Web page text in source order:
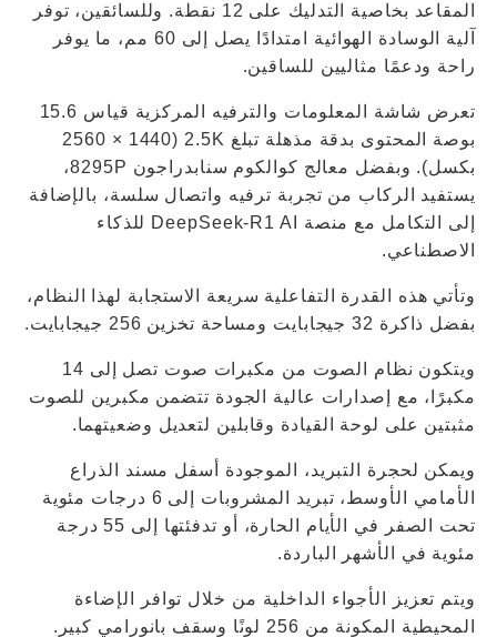
المقاعد بخاصية التدليك على 12 نقطة. وللسائقين، توفر
آلية الوسادة الهوائية امتدادًا يصل إلى 60 مم، ما يوفر
راحة ودعمًا مثاليين للساقين.
تعرض شاشة المعلومات والترفيه المركزية قياس 15.6
بوصة المحتوى بدقة مذهلة تبلغ 2.5K (2560 × 1440
بكسل). وبفضل معالج كوالكوم سنابدراجون 8295P،
يستفيد الركاب من تجربة ترفيه واتصال سلسة، بالإضافة
إلى التكامل مع منصة DeepSeek-R1 AI للذكاء
الاصطناعي.
وتأتي هذه القدرة التفاعلية سريعة الاستجابة لهذا النظام،
بفضل ذاكرة 32 جيجابايت ومساحة تخزين 256 جيجابايت.
ويتكون نظام الصوت من مكبرات صوت تصل إلى 14
مكبرًا، مع إصدارات عالية الجودة تتضمن مكبرين للصوت
مثبتين على لوحة القيادة وقابلين لتعديل وضعيتهما.
ويمكن لحجرة التبريد، الموجودة أسفل مسند الذراع
الأمامي الأوسط، تبريد المشروبات إلى 6 درجات مئوية
تحت الصفر في الأيام الحارة، أو تدفئتها إلى 55 درجة
مئوية في الأشهر الباردة.
ويتم تعزيز الأجواء الداخلية من خلال توافر الإضاءة
المحيطية المكونة من 256 لونًا وسقف بانورامي كبير.